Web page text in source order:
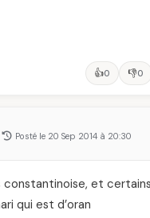
👍0 👎0
Posté le 20 Sep 2014 à 20:30
constantinoise, et
qui est d’oran